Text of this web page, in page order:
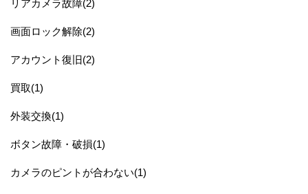
リアカメラ故障(2)
画面ロック解除(2)
アカウント復旧(2)
買取(1)
外装交換(1)
ボタン故障・破損(1)
カメラのピントが合わない(1)